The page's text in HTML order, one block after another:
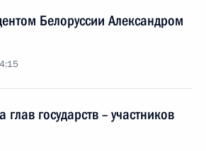
Белоруссии Александром
государств – участников